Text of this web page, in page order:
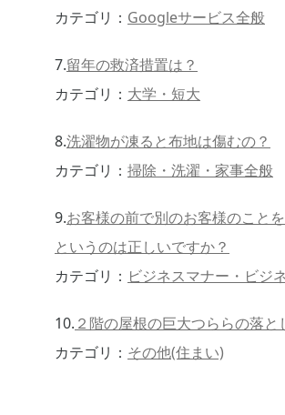
カテゴリ： Googleサービス全般
7.留年の救済措置は？
カテゴリ： 大学・短大
8.洗濯物が凍ると布地は傷むの？
カテゴリ： 掃除・洗濯・家事全般
9.お客様の前で別のお客様のことを
というのは正しいですか？
カテゴリ： ビジネスマナー・ビジ
10. ２階の屋根の巨大つららの落と
カテゴリ： その他(住まい)